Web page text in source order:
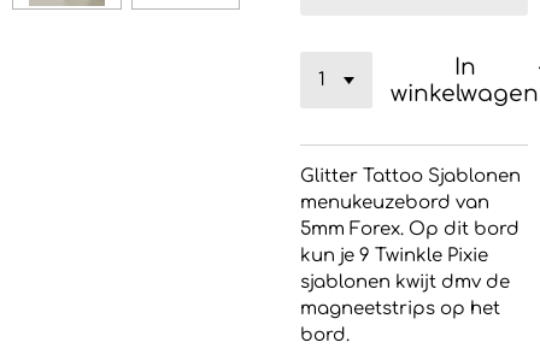
In
winkelwagen
Glitter Tattoo Sjablonen
menukeuzebord van
5mm Forex. Op dit bord
kun je 9 Twinkle Pixie
sjablonen kwijt dmv de
magneetstrips op het
bord.